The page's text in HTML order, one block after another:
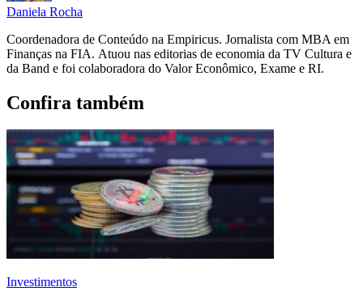
Daniela Rocha
Coordenadora de Conteúdo na Empiricus. Jornalista com MBA em
Finanças na FIA. Atuou nas editorias de economia da TV Cultura e
da Band e foi colaboradora do Valor Econômico, Exame e RI.
Confira também
Investimentos